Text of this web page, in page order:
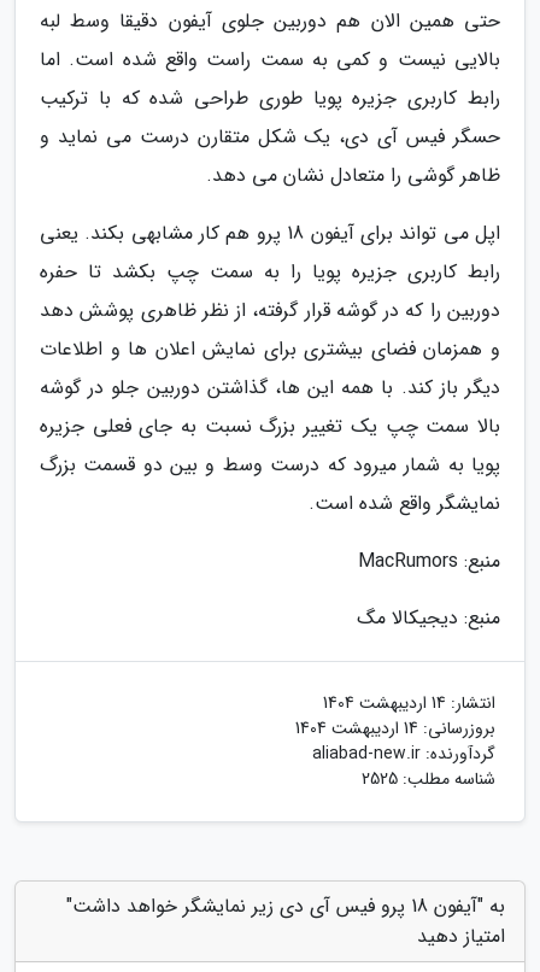
حتی همین الان هم دوربین جلوی آیفون دقیقا وسط لبه
بالایی نیست و کمی به سمت راست واقع شده است. اما
رابط کاربری جزیره پویا طوری طراحی شده که با ترکیب
حسگر فیس آی دی، یک شکل متقارن درست می نماید و
ظاهر گوشی را متعادل نشان می دهد.
اپل می تواند برای آیفون 18 پرو هم کار مشابهی بکند. یعنی
رابط کاربری جزیره پویا را به سمت چپ بکشد تا حفره
دوربین را که در گوشه قرار گرفته، از نظر ظاهری پوشش دهد
و همزمان فضای بیشتری برای نمایش اعلان ها و اطلاعات
دیگر باز کند. با همه این ها، گذاشتن دوربین جلو در گوشه
بالا سمت چپ یک تغییر بزرگ نسبت به جای فعلی جزیره
پویا به شمار میرود که درست وسط و بین دو قسمت بزرگ
نمایشگر واقع شده است.
منبع: MacRumors
منبع: دیجیکالا مگ
انتشار: 14 اردیبهشت 1404
بروزرسانی: 14 اردیبهشت 1404
گردآورنده: aliabad-new.ir
شناسه مطلب: 2525
به "آیفون 18 پرو فیس آی دی زیر نمایشگر خواهد داشت"
امتیاز دهید